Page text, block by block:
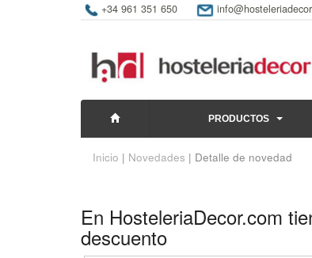
+34 961 351 650
PRODUCTOS
Inicio | Novedades | Detalle de novedad
En HosteleriaDecor.com
descuento